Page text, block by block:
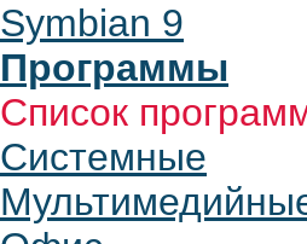
Symbian 9
Программы
Список
Системные